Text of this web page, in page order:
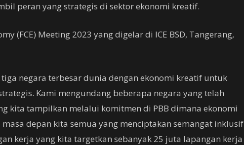
peran yang strategis di sektor ekonomi kreatif.
(FCE) Meeting 2023 yang digelar di ICE BSD, Tangerang,
tiga negara terbesar dunia dengan ekonomi kreatif untuk
Kami mengundang beberapa negara yang telah
kita tampilkan melalui komitmen di PBB dimana ekonomi
depan kita semua yang menciptakan semangat inklusif
kerja yang kita targetkan sebanyak 25 juta lapangan kerja